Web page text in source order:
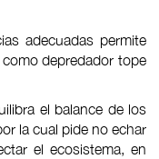
adecuadas permite
depredador tope
el balance de los
la cual pide no echar
el ecosistema, en